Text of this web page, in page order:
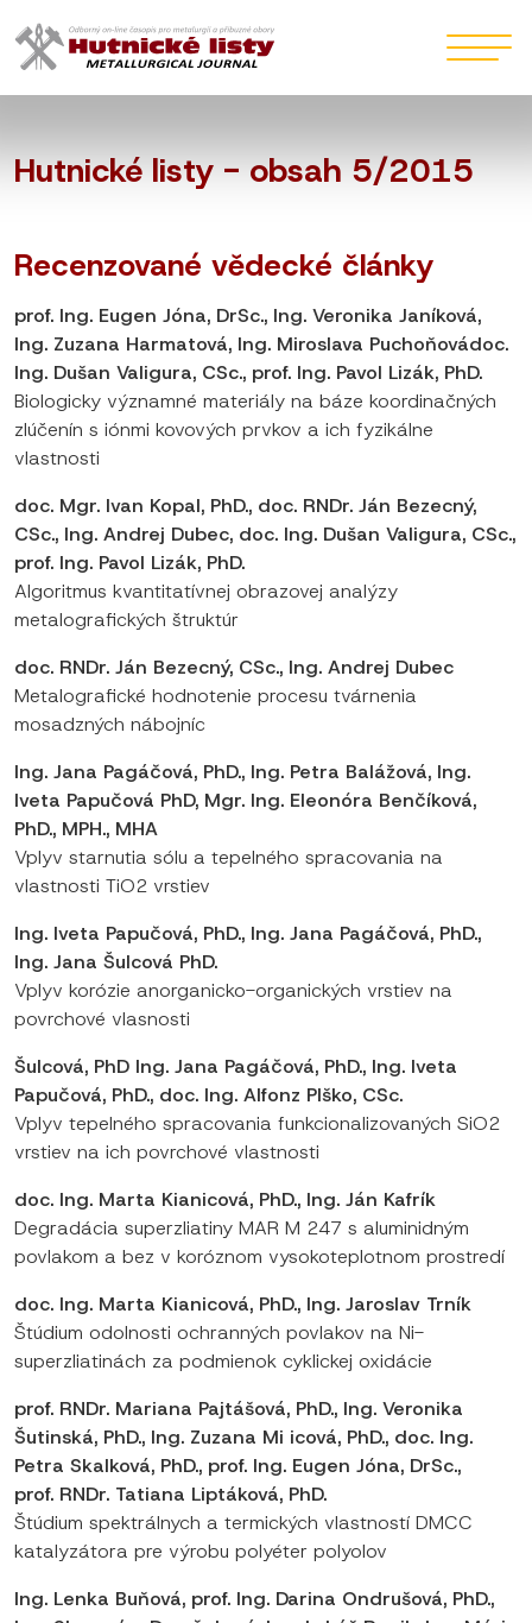
Hutnické listy - obsah 5/2015
Recenzované vědecké články
prof. Ing. Eugen Jóna, DrSc., Ing. Veronika Janíková,
Ing. Zuzana Harmatová, Ing. Miroslava Puchoňovádoc.
Ing. Dušan Valigura, CSc., prof. Ing. Pavol Lizák, PhD.
Biologicky významné materiály na báze koordinačných
zlúčenín s iónmi kovových prvkov a ich fyzikálne
vlastnosti
doc. Mgr. Ivan Kopal, PhD., doc. RNDr. Ján Bezecný,
CSc., Ing. Andrej Dubec, doc. Ing. Dušan Valigura, CSc.,
prof. Ing. Pavol Lizák, PhD.
Algoritmus kvantitatívnej obrazovej analýzy
metalografických štruktúr
doc. RNDr. Ján Bezecný, CSc., Ing. Andrej Dubec
Metalografické hodnotenie procesu tvárnenia
mosadzných nábojníc
Ing. Jana Pagáčová, PhD., Ing. Petra Balážová, Ing.
Iveta Papučová PhD, Mgr. Ing. Eleonóra Benčíková,
PhD., MPH., MHA
Vplyv starnutia sólu a tepelného spracovania na
vlastnosti TiO2 vrstiev
Ing. Iveta Papučová, PhD., Ing. Jana Pagáčová, PhD.,
Ing. Jana Šulcová PhD.
Vplyv korózie anorganicko-organických vrstiev na
povrchové vlasnosti
Šulcová, PhD Ing. Jana Pagáčová, PhD., Ing. Iveta
Papučová, PhD., doc. Ing. Alfonz Plško, CSc.
Vplyv tepelného spracovania funkcionalizovaných SiO2
vrstiev na ich povrchové vlastnosti
doc. Ing. Marta Kianicová, PhD., Ing. Ján Kafrík
Degradácia superzliatiny MAR M 247 s aluminidným
povlakom a bez v koróznom vysokoteplotnom prostredí
doc. Ing. Marta Kianicová, PhD., Ing. Jaroslav Trník
Štúdium odolnosti ochranných povlakov na Ni-
superzliatinách za podmienok cyklickej oxidácie
prof. RNDr. Mariana Pajtášová, PhD., Ing. Veronika
Šutinská, PhD., Ing. Zuzana Mi icová, PhD., doc. Ing.
Petra Skalková, PhD., prof. Ing. Eugen Jóna, DrSc.,
prof. RNDr. Tatiana Liptáková, PhD.
Štúdium spektrálnych a termických vlastností DMCC
katalyzátora pre výrobu polyéter polyolov
Ing. Lenka Buňová, prof. Ing. Darina Ondrušová, PhD.,